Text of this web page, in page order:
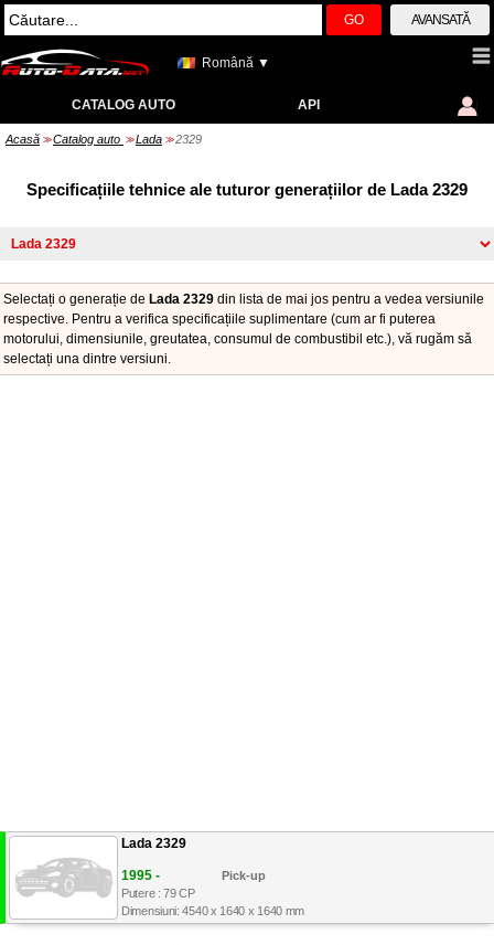
GO AVANSATĂ
Română ▼
CATALOG AUTO API
Acasă >> Catalog auto >> Lada >> 2329
Specificațiile tehnice ale tuturor generațiilor de Lada 2329
Selectați o generație de Lada 2329 din lista de mai jos pentru a vedea versiunile
respective. Pentru a verifica specificațiile suplimentare (cum ar fi puterea
motorului, dimensiunile, greutatea, consumul de combustibil etc.), vă rugăm să
selectați una dintre versiuni.
Lada 2329
1995 -
Pick-up
Putere : 79 CP
Dimensiuni: 4540 x 1640 x 1640 mm